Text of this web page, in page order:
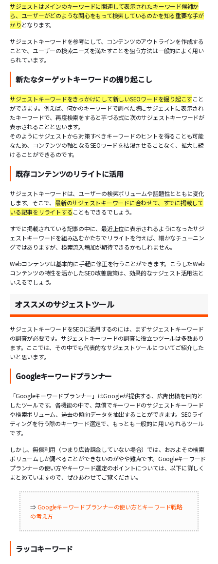
サジェストはメインのキーワードに関連して表示されたキーワード候補か
ら、ユーザーがどのような関心をもって検索しているのかを知る重要な手が
かり となります。
サジェストキーワードを参考にして、コンテンツのアウトラインを作成する
ことで、ユーザーの検索ニーズを満たすことを狙う方法は一般的によく用い
られています。
新たなターゲットキーワードの掘り起こし
サジェストキーワードをきっかけにして新しいSEOワードを掘り起こすこと
ができます。例えば、何かのキーワードで調べた際にサジェストに表示され
たキーワードで、再度検索をすると芋づる式に次のサジェストキーワードが
表示されることと思います。
そのようにサジェストから対策すべきキーワードのヒントを得ることも可能
なため、コンテンツの軸となるSEOワードを枯渇させることなく、拡大し続
けることができるのです。
既存コンテンツのリライトに活用
サジェストキーワードは、ユーザーの検索ボリュームや話題性とともに変化
します。そこで、最新のサジェストキーワードに合わせて、すでに掲載して
いる記事をリライトすることもできるでしょう。
すでに掲載されている記事の中に、最近上位に表示されるようになったサジ
ェストキーワードを組み込むかたちでリライトを行えば、細かなチューニン
グではありますが、検索流入増加が期待できるかもしれません。
Webコンテンツは基本的に手軽に修正を行うことができます。こうしたWeb
コンテンツの特性を活かしたSEO改善施策は、効果的なサジェスト活用法と
いえるでしょう。
オススメのサジェストツール
サジェストキーワードをSEOに活用するのには、まずサジェストキーワード
の調査が必要です。サジェストキーワードの調査に役立つツールは多数あり
ます。ここでは、その中でも代表的なサジェストツールについてご紹介した
いと思います。
Googleキーワードプランナー
「Googleキーワードプランナー」はGoogleが提供する、広告出稿を目的と
したツールです。各機能の中で、無償でキーワードのサジェストキーワード
や検索ボリューム、過去の傾向データを抽出することができます。SEOライ
ティングを行う際のキーワード選定で、もっとも一般的に用いられるツール
です。
しかし、無償利用（つまり広告課金していない場合）では、おおよその検索
ボリュームしか調べることができないのがやや難点です。Googleキーワード
プランナーの使い方やキーワード選定のポイントについては、以下に詳しく
まとめていますので、ぜひあわせてご覧ください。
⇒Googleキーワードプランナーの使い方とキーワード戦略
の考え方
ラッコキーワード